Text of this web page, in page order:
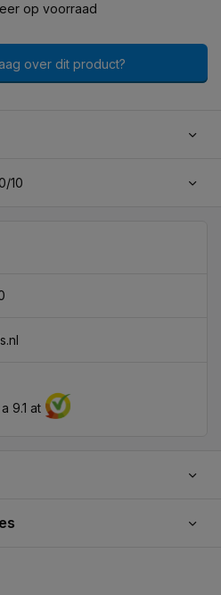
op voorraad
over dit product?
10
9.1 at